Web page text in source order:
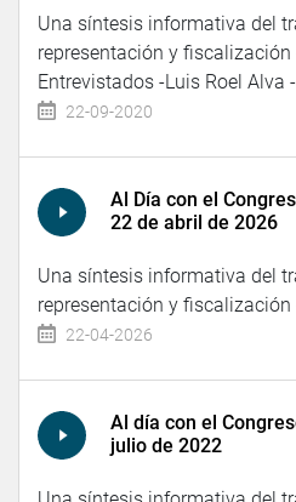
Una síntesis informativa del
representación y
Entrevistados -Luis Roel Alva
22-09-2020
Al Día con el
22 de abril de 2026
Una síntesis informativa del
representación y
22-04-2026
Al día con el
julio de 2022